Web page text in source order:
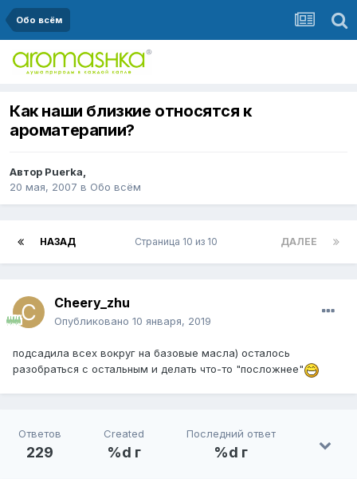
Обо всём
Как наши близкие относятся к
ароматерапии?
Автор Puerka,
20 мая, 2007 в Обо всём
НАЗАД ДАЛЕЕ
Страница 10 из 10
Cheery_zhu
Опубликовано 10 января, 2019
подсадила всех вокруг на базовые масла) осталось
разобраться с остальным и делать что-то "посложнее"
Ответов
229
Created
%d г
Последний ответ
%d г